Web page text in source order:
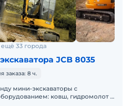
33 города
JCB 8035
заказа: 8 ч.
мини-экскаваторы с
ковш, гидромолот и